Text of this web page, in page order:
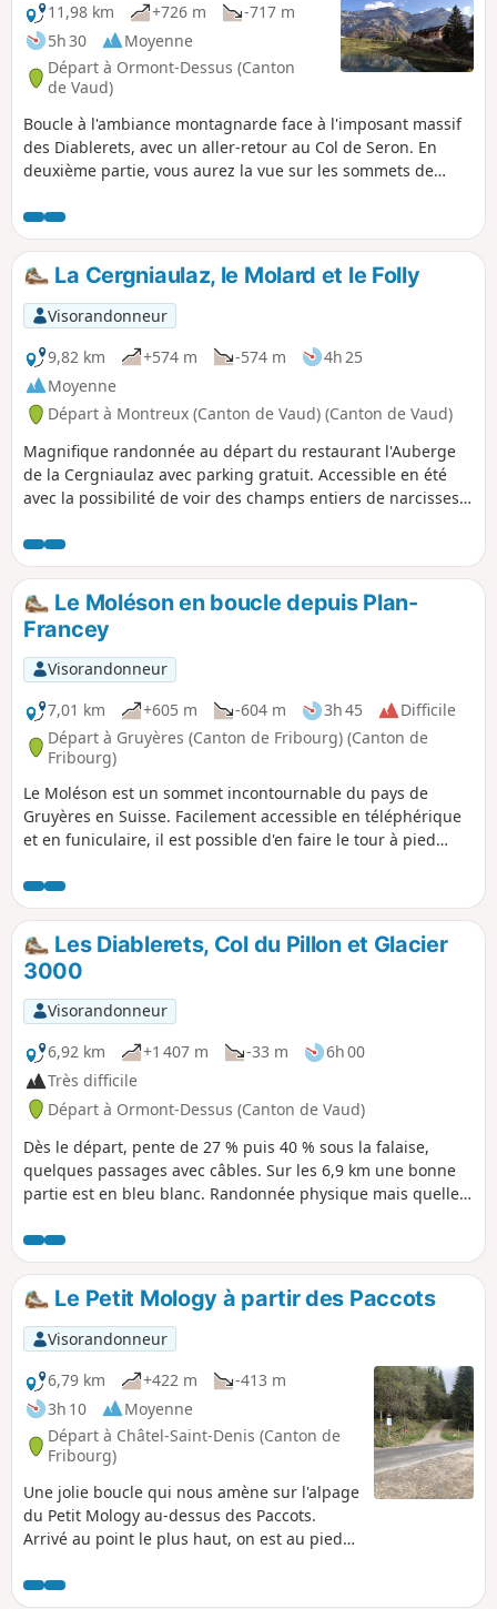
11,98 km
+726 m
-717 m
5h 30
Moyenne
Départ à Ormont-Dessus (Canton
de Vaud)
Boucle à l'ambiance montagnarde face à l'imposant massif
des Diablerets, avec un aller-retour au Col de Seron. En
deuxième partie, vous aurez la vue sur les sommets de
son écrin, à admirer en fin de journée.
La Cergniaulaz, le Molard et le Folly
Visorandonneur
9,82 km
+574 m -574 m
4h 25
Moyenne
Départ à Montreux (Canton de Vaud) (Canton de Vaud)
Magnifique randonnée au départ du restaurant l'Auberge
de la Cergniaulaz avec parking gratuit. Accessible en été
avec la possibilité de voir des champs entiers de narcisses
On grimpe pas mal au début mais les paysages des
montagnes alentour, la beauté des forêts et de la faune
nous font oublier l'effort. La vue sur le lac à la descente
depuis le sommet du Folly est à couper le souffle et si vous
êtes là vers août, vous pourrez vous ravitailler avec les
milliers de myrtilles sauvages en descendant du Molard. Le
restaurant de la Cergniaulaz propose des plats semi-gastro
mais est très randonneurs friendly et on peut manger
quelques plats typiques genre planchette, fondue ou röstis
également. Leur tarte du jour était à tomber.
Le Moléson en boucle depuis Plan-
Francey
Visorandonneur
7,01 km
+605 m -604 m 3h 45
Difficile
Départ à Gruyères (Canton de Fribourg) (Canton de
Fribourg)
Le Moléson est un sommet incontournable du pays de
Gruyères en Suisse. Facilement accessible en téléphérique
et en funiculaire, il est possible d'en faire le tour à pied
Bien que sportive, l'ascension est plutôt courte mais
technique, ainsi que la descente. Il est possible de
démarrer beaucoup plus bas dans la vallée à partir de
Moléson-sur-Gruyères.
Les Diablerets, Col du Pillon et Glacier
3000
Visorandonneur
6,92 km
+1 407 m -33 m
6h 00
Très difficile
Départ à Ormont-Dessus (Canton de Vaud)
Dès le départ, pente de 27 % puis 40 % sous la falaise,
quelques passages avec câbles. Sur les 6,9 km une bonne
partie est en bleu blanc. Randonnée physique mais quelle
un plus.
Le Petit Mology à partir des Paccots
Visorandonneur
6,79 km
+422 m
-413 m
3h 10
Moyenne
Départ à Châtel-Saint-Denis (Canton de
Fribourg)
Une jolie boucle qui nous amène sur l'alpage
du Petit Mology au-dessus des Paccots.
Arrivé au point le plus haut, on est au pied